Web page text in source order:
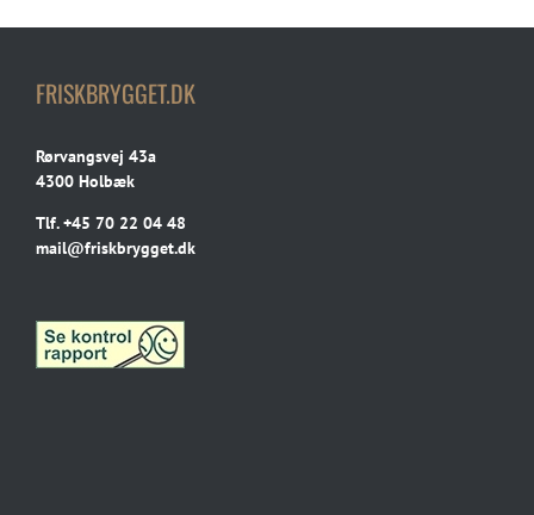
FRISKBRYGGET.DK
Rørvangsvej 43a
4300 Holbæk
Tlf.+45 70 22 04 48
mail@friskbrygget.dk